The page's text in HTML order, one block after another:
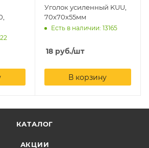
Уголок усиленный KUU,
70х70х55мм
Есть в наличии: 13165
18руб./шт
В корзину
КАТАЛОГ
АКЦИИ